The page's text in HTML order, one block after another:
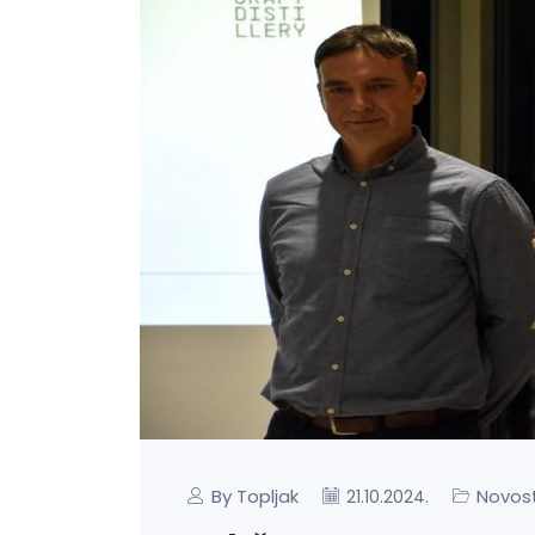
By Topljak 21.10.2024.